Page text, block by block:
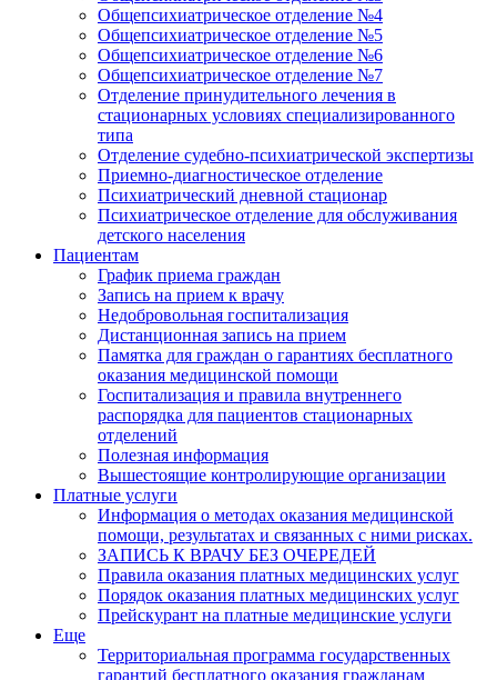
Общепсихиатрическое отделение №4
Общепсихиатрическое отделение №5
Общепсихиатрическое отделение №6
Общепсихиатрическое отделение №7
Отделение принудительного лечения в
стационарных условиях специализированного
типа
Отделение судебно-психиатрической экспертизы
Приемно-диагностическое отделение
Психиатрический дневной стационар
Психиатрическое отделение для обслуживания
детского населения
Пациентам
График приема граждан
Запись на прием к врачу
Недобровольная госпитализация
Дистанционная запись на прием
Памятка для граждан о гарантиях бесплатного
оказания медицинской помощи
Госпитализация и правила внутреннего
распорядка для пациентов стационарных
отделений
Полезная информация
Вышестоящие контролирующие организации
Платные услуги
Информация о методах оказания медицинской
помощи, результатах и связанных с ними рисках.
ЗАПИСЬ К ВРАЧУ БЕЗ ОЧЕРЕДЕЙ
Правила оказания платных медицинских услуг
Порядок оказания платных медицинских услуг
Прейскурант на платные медицинские услуги
Еще
Территориальная программа государственных
гарантий бесплатного оказания гражданам